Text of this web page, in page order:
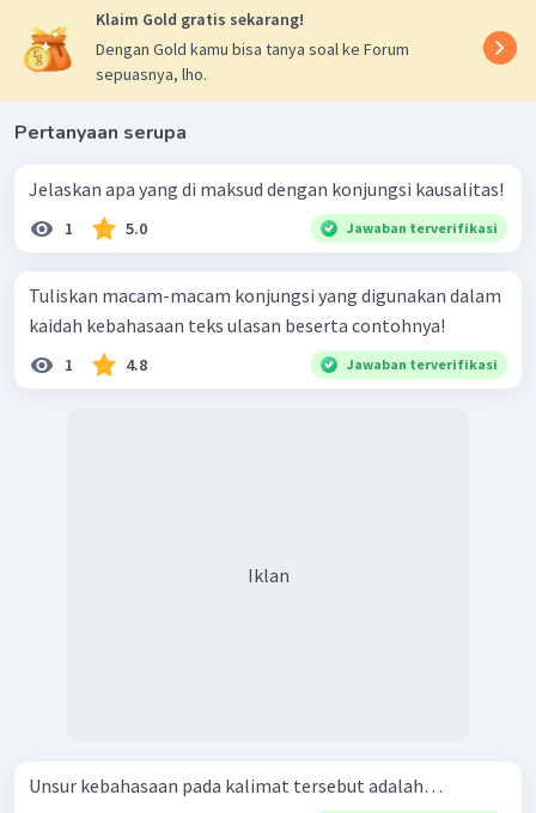
Klaim Gold gratis sekarang!
Dengan Gold kamu bisa tanya soal ke Forum
sepuasnya, lho.
Pertanyaan serupa
Jelaskan apa yang di maksud dengan konjungsi kausalitas!
1 5.0 Jawaban terverifikasi
Tuliskan macam-macam konjungsi yang digunakan dalam
kaidah kebahasaan teks ulasan beserta contohnya!
1 4.8 Jawaban terverifikasi
Iklan
Unsur kebahasaan pada kalimat tersebut adalah…